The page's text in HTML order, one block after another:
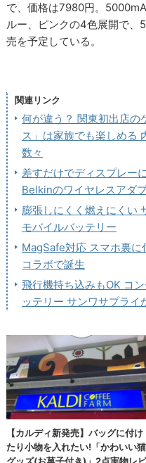
で、価格は7980円。
ルー、ピンクの4色展開で、
売を予定している。
関連リンク
何が違う？ 関東初出店の
ス」は家族でも楽しめる
数々
差すだけでディスプレー
Belkinのワイヤレスアダ
膨張しにくく燃えにくい
モバイルバッテリー
MagSafe対応 スマホ裏
コラボで誕生
飛行機持ち込みもOK コ
ッテリー サンワサプライ